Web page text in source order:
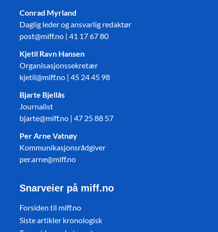
Conrad Myrland
Daglig leder og ansvarlig redaktør
post@miff.no | 41 17 67 80
Kjetil Ravn Hansen
Organisasjonssekretær
kjetil@miff.no | 45 24 45 98
Bjarte Bjellås
Journalist
bjarte@miff.no | 47 25 88 57
Per Arne Vatnøy
Kommunikasjonsrådgiver
per.arne@miff.no
Snarveier på miff.no
Forsiden til miff.no
Siste artikler kronologisk